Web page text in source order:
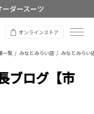
ーダースーツ
お知らせ
オンラインストア
一覧 みなとみらい店 みなとみら
ブログ【市